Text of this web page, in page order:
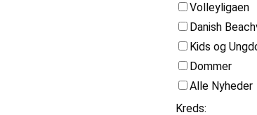
Volleyligaen
Danish
Kids og
Dommer
Alle Nyheder
Kreds: